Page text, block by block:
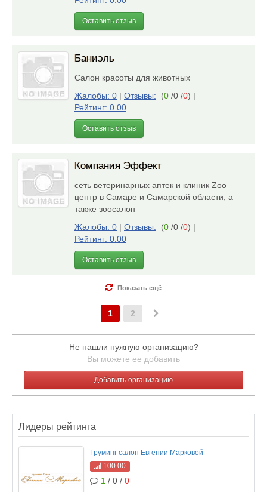
Оставить отзыв
Баниэль
Салон красоты для животных
Жалобы: 0 | Отзывы: (0 /0 /0) |
Рейтинг: 0.00
Оставить отзыв
Компания Эффект
сеть ветеринарных аптек и клиник Zoo
центр в Самаре и Самарской области, а
также зоосалон
Жалобы: 0 | Отзывы: (0 /0 /0) |
Рейтинг: 0.00
Оставить отзыв
Показать ещё
1 2
Не нашли нужную организацию?
Вы можете ее добавить
Добавить организацию
Лидеры рейтинга
Груминг салон Евгении Марковой
100.00
1 / 0 / 0